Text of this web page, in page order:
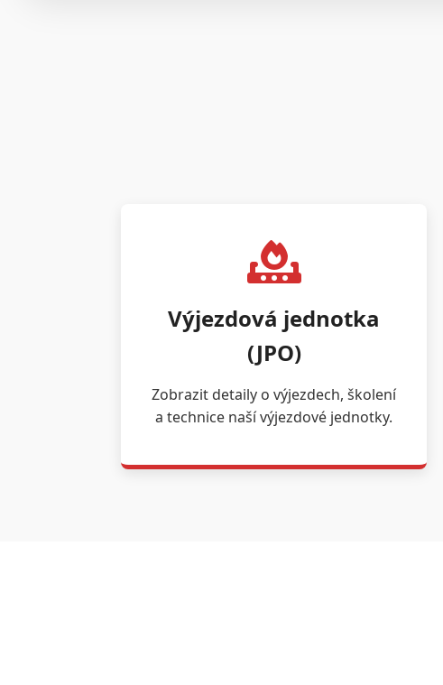
Výjezdová jednotka
(JPO)
Zobrazit detaily o výjezdech, školení
a technice naší výjezdové jednotky.